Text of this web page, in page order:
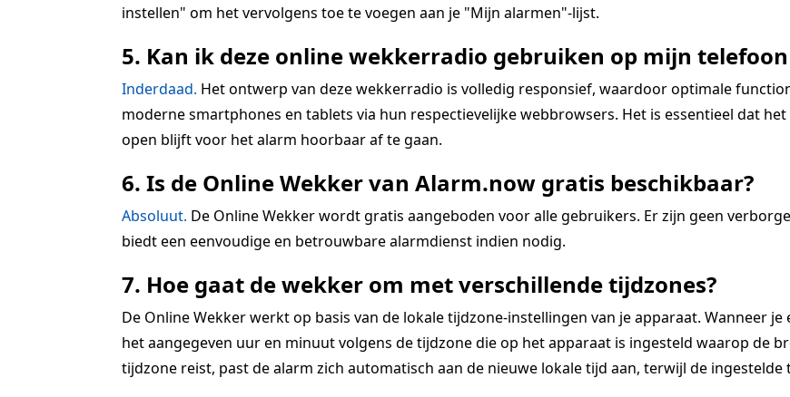
instellen" om het vervolgens toe te voegen aan je "Mijn alarmen"-lijst.
5. Kan ik deze online wekkerradio gebruiken op mijn
Inderdaad. Het ontwerp van deze wekkerradio is volledig responsief, waardoor optimale
moderne smartphones en tablets via hun respectievelijke webbrowsers. Het is essentieel dat
open blijft voor het alarm hoorbaar af te gaan.
6. Is de Online Wekker van Alarm.now gratis beschikbaar?
Absoluut. De Online Wekker wordt gratis aangeboden voor alle gebruikers. Er zijn geen
biedt een eenvoudige en betrouwbare alarmdienst indien nodig.
7. Hoe gaat de wekker om met verschillende tijdzones?
De Online Wekker werkt op basis van de lokale tijdzone-instellingen van je apparaat. Wanneer
het aangegeven uur en minuut volgens de tijdzone die op het apparaat is ingesteld waarop de
tijdzone reist, past de alarm zich automatisch aan de nieuwe lokale tijd aan, terwijl de